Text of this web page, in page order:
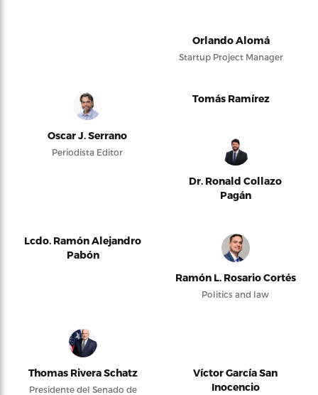
Orlando Alomá
Startup Project Manager
Oscar J. Serrano
Periodista Editor
Tomás Ramírez
Dr. Ronald Collazo
Pagán
Lcdo. Ramón Alejandro
Pabón
Ramón L. Rosario Cortés
Politics and law
Thomas Rivera Schatz
Presidente del Senado de
Víctor García San
Inocencio